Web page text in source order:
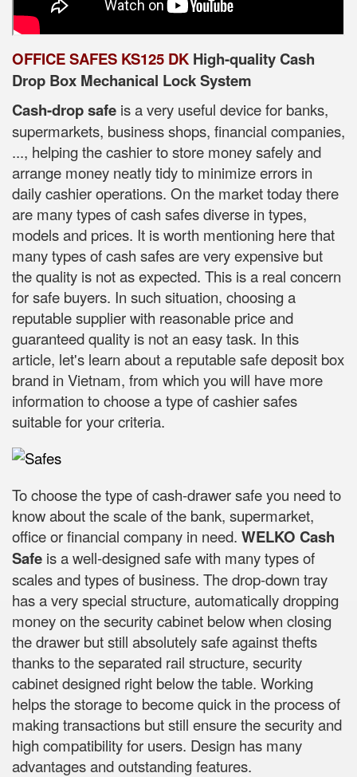
OFFICE SAFES KS125 DK High-quality Cash
Drop Box Mechanical Lock System
Cash-drop safe is a very useful device for banks,
supermarkets, business shops, financial companies,
..., helping the cashier to store money safely and
arrange money neatly tidy to minimize errors in
daily cashier operations. On the market today there
are many types of cash safes diverse in types,
models and prices. It is worth mentioning here that
many types of cash safes are very expensive but
the quality is not as expected. This is a real concern
for safe buyers. In such situation, choosing a
reputable supplier with reasonable price and
guaranteed quality is not an easy task. In this
article, let's learn about a reputable safe deposit box
brand in Vietnam, from which you will have more
information to choose a type of cashier safes
suitable for your criteria.
To choose the type of cash-drawer safe you need to
know about the scale of the bank, supermarket,
office or financial company in need. WELKO Cash
Safe is a well-designed safe with many types of
scales and types of business. The drop-down tray
has a very special structure, automatically dropping
money on the security cabinet below when closing
the drawer but still absolutely safe against thefts
thanks to the separated rail structure, security
cabinet designed right below the table. Working
helps the storage to become quick in the process of
making transactions but still ensure the security and
high compatibility for users. Design has many
advantages and outstanding features.